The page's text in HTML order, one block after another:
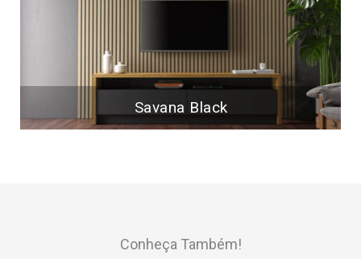
Savana Black
Conheça Também!